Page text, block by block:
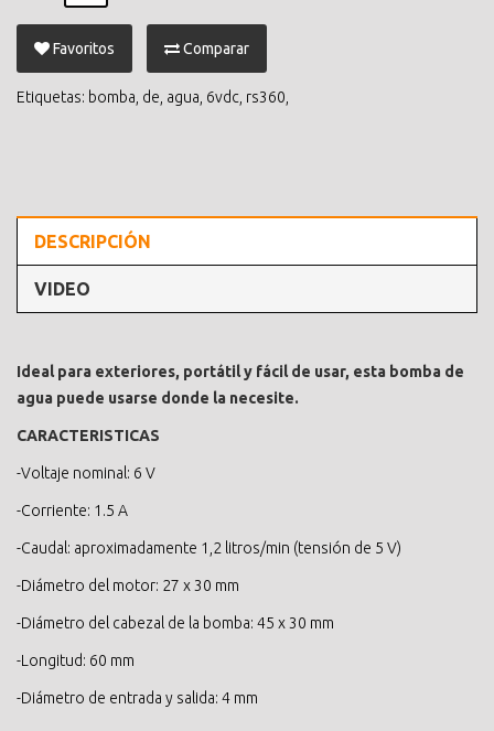
Favoritos Comparar
Etiquetas: bomba de agua 6vdc rs360
DESCRIPCIÓN
VIDEO
Ideal para exteriores, portátil y fácil de usar, esta bomba de
agua puede usarse donde la necesite.
CARACTERISTICAS
-Voltaje nominal: 6 V
-Corriente: 1.5 A
-Caudal: aproximadamente 1,2 litros/min (tensión de 5 V)
-Diámetro del motor: 27 x 30 mm
-Diámetro del cabezal de la bomba: 45 x 30 mm
-Longitud: 60 mm
-Diámetro de entrada y salida: 4 mm